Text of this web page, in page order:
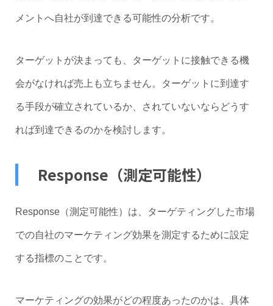
メントへ自社が到達できる可能性の分析です。
ターゲットが決まっても、ターゲットに接触できる機
会がなければ売上も立ちません。ターゲットに到達す
る手段が確立されているか、されていないならどうす
れば到達できるのかを検討します。
Response（測定可能性）
Response（測定可能性）は、ターゲティングした市場
での自社のマーケティング効果を測定するために設定
する指標のことです。
マーケティングの効果がどの程度あったのかは、具体